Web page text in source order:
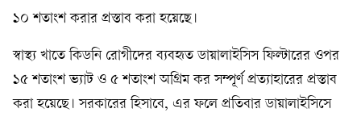
১০ শতাংশ করার প্রস্তাব করা হয়েছে।
স্বাস্থ্য খাতে কিডনি রোগীদের ব্যবহৃত ডায়ালাইসিস ফিল্টারের ওপর
১৫ শতাংশ ভ্যাট ও ৫ শতাংশ অগ্রিম কর সম্পূর্ণ প্রত্যাহারের প্রস্তাব
করা হয়েছে। সরকারের হিসাবে, এর ফলে প্রতিবার ডায়ালাইসিসে